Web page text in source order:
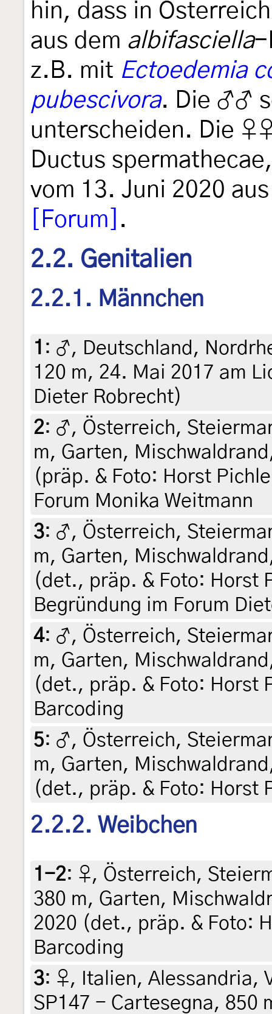
hin, dass in
aus dem albifasciella-
z.B. mit Ectoedemia
pubescivora. Die ♂♂
unterscheiden. Die
Ductus
vom 13. Juni 2020
[Forum] .
2.2. Genitalien
2.2.1. Männchen
1 : ♂, Deutschland,
120 m, 24. Mai 2017 am
Dieter Robrecht)
2: ♂, Österreich,
m, Garten,
(präp. & Foto: Horst
Forum Monika Weitmann
3: ♂, Österreich,
m, Garten,
(det., präp. & Foto: Horst
Begründung im Forum
4: ♂, Österreich,
m, Garten,
(det., präp. & Foto: Horst
Barcoding
5: ♂, Österreich,
m, Garten,
(det., präp. & Foto: Horst
2.2.2. Weibchen
1-2: ♀, Österreich,
380 m, Garten,
2020 (det., präp. & Foto:
Barcoding
3: ♀, Italien, Alessandria,
SP147 - Cartesegna, 850